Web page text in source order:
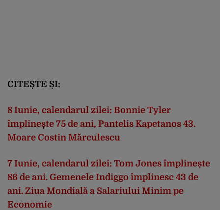
CITEȘTE ȘI:
8 Iunie, calendarul zilei: Bonnie Tyler
împlinește 75 de ani, Pantelis Kapetanos 43.
Moare Costin Mărculescu
7 Iunie, calendarul zilei: Tom Jones împlinește
86 de ani. Gemenele Indiggo împlinesc 43 de
ani. Ziua Mondială a Salariului Minim pe
Economie